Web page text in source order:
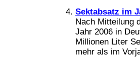
Sektabsatz im
Nach Mitteilung
Jahr 2006 in
Millionen Liter
mehr als im